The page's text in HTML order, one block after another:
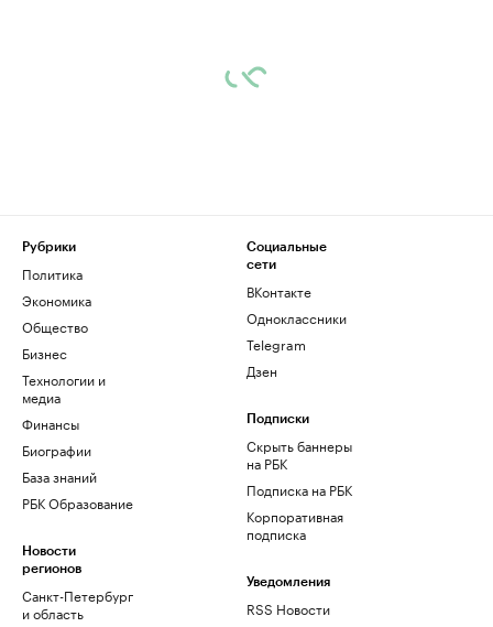
Рубрики
Политика
Экономика
Общество
Бизнес
Технологии и
медиа
Финансы
Биографии
База знаний
РБК Образование
Новости
регионов
Санкт-Петербург
и область
Социальные
сети
ВКонтакте
Одноклассники
Telegram
Дзен
Подписки
Скрыть баннеры
на РБК
Подписка на РБК
Корпоративная
подписка
Уведомления
RSS Новости